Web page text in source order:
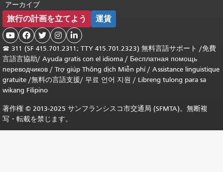
アーカイブ
旅行の計画を立てよう 運賃
    
☎ 311 (SF 415.701.2311; TTY 415.701.2323) 無料言語サポート /免費
言語言協助/ Ayuda gratis con el idioma / Бесплатная помощь
переводчиков / Trợ giúp Thông dịch Miễn phí/ Assistance linguistique
gratuite /無料の言語支援/ 무료 언어 지원 / Libreng tulong para sa
wikang Filipino
著作権 © 2013-2025 サンフランシスコ市交通局 (SFMTA)。無断複
写・転載を禁じます。